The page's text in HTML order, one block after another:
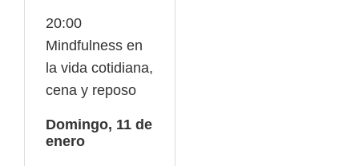
20:00
Mindfulness en
la vida cotidiana,
cena y reposo
Domingo, 11 de
enero